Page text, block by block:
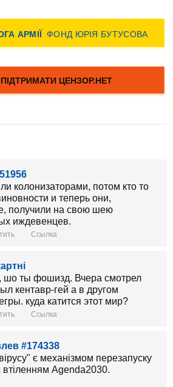
колонизаторами, потом кто то
и теперь они,
получили на свою шею
иждевенцев.
Ссылка
шо ты фошизд. Вчера смотрел
кентавр-гей а в другом
куда катится этот мир?
Ссылка
#174338
є механізмом перезапуску
втіленням Agenda2030.